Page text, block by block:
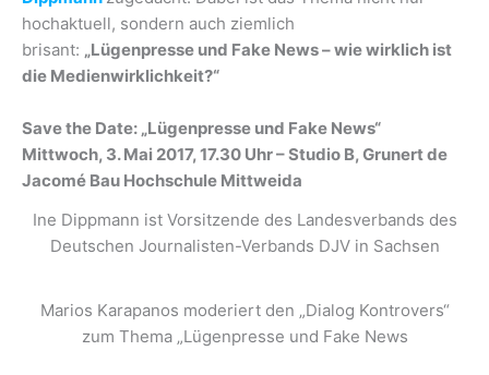
hochaktuell, sondern auch ziemlich
brisant: „Lügenpresse und Fake News – wie wirklich ist
die Medienwirklichkeit?“
Save the Date: „Lügenpresse und Fake News“
Mittwoch, 3. Mai 2017, 17.30 Uhr – Studio B, Grunert de
Jacomé Bau Hochschule Mittweida
Ine Dippmann ist Vorsitzende des Landesverbands des
Deutschen Journalisten-Verbands DJV in Sachsen
Marios Karapanos moderiert den „Dialog Kontrovers“
zum Thema „Lügenpresse und Fake News